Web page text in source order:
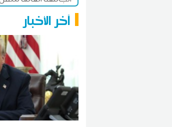
آخر الأخبار